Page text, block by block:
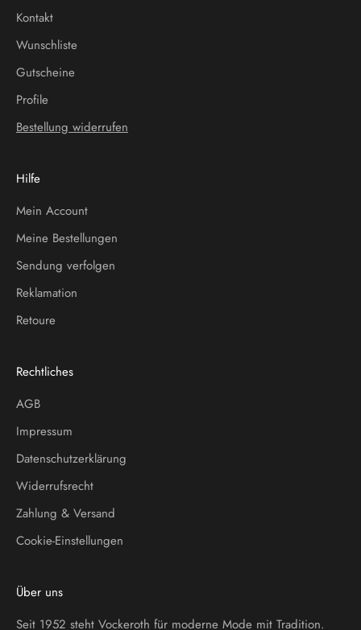
Kontakt
Wunschliste
Gutscheine
Profile
Bestellung widerrufen
Hilfe
Mein Account
Meine Bestellungen
Sendung verfolgen
Reklamation
Retoure
Rechtliches
AGB
Impressum
Datenschutzerklärung
Widerrufsrecht
Zahlung & Versand
Cookie-Einstellungen
Über uns
Seit 1952 steht Vockeroth für moderne Mode mit Tradition.